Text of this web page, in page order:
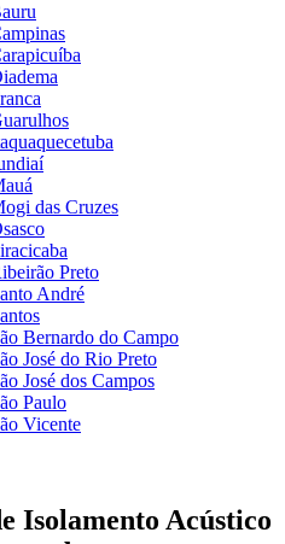
das Cruzes
Preto
André
Bernardo do Campo
José do Rio Preto
José dos Campos
Paulo
Vicente
Isolamento Acústico